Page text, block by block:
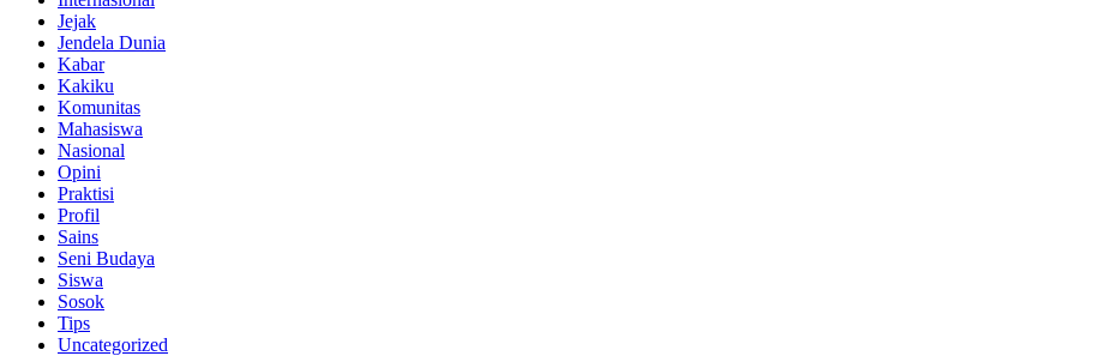
Jejak
Jendela Dunia
Kabar
Kakiku
Komunitas
Mahasiswa
Nasional
Opini
Praktisi
Profil
Sains
Seni Budaya
Siswa
Sosok
Tips
Uncategorized